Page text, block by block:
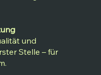
und
Stelle – für